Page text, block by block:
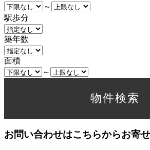
～
駅歩分
築年数
面積
～
お問い合わせはこちらからお寄